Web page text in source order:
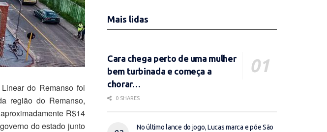
do Remanso foi
região do Remanso,
R$14
do estado junto
Mais lidas
Cara chega perto de uma mulher
bem turbinada e começa a
chorar…
0 SHARES
No último lance do jogo, Lucas marca e põe São